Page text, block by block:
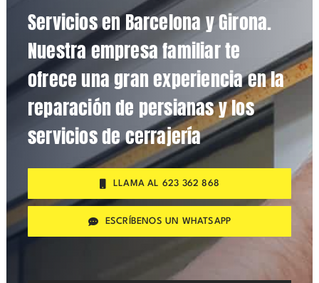
Servicios en Barcelona y Girona.
Nuestra empresa familiar te
ofrece una gran experiencia en la
reparación de persianas y los
servicios de cerrajería
LLAMA AL 623 362 868
ESCRÍBENOS UN WHATSAPP